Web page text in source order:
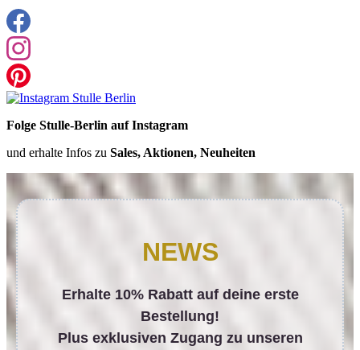
Folge Stulle-Berlin auf Instagram
und erhalte Infos zu Sales, Aktionen, Neuheiten
NEWS
Erhalte 10% Rabatt auf deine erste
Bestellung!
Plus exklusiven Zugang zu unseren